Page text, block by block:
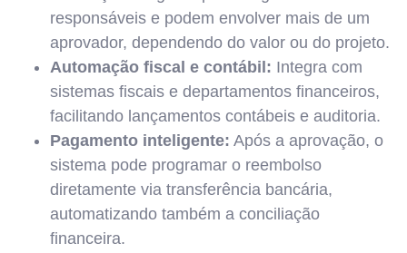
responsáveis e podem envolver mais de um
aprovador, dependendo do valor ou do projeto.
Automação fiscal e contábil: Integra com
sistemas fiscais e departamentos financeiros,
facilitando lançamentos contábeis e auditoria.
Pagamento inteligente: Após a aprovação, o
sistema pode programar o reembolso
diretamente via transferência bancária,
automatizando também a conciliação
financeira.